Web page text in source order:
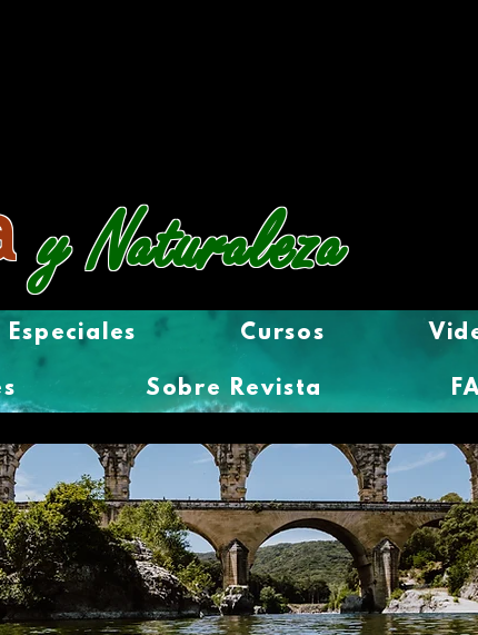
y Naturaleza
Especiales Cursos
Sobre Revista